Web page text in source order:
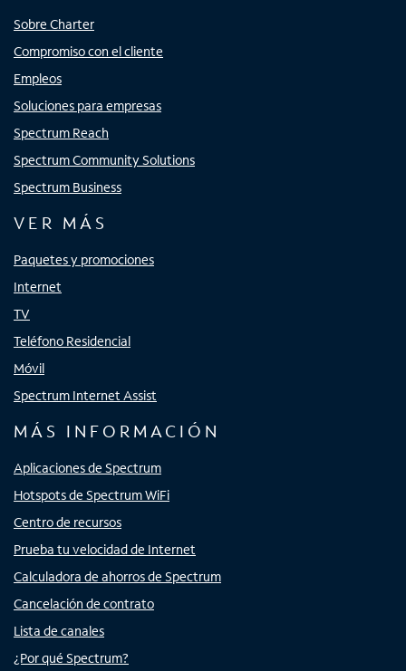
Sobre Charter
Compromiso con el cliente
Empleos
Soluciones para empresas
Spectrum Reach
Spectrum Community Solutions
Spectrum Business
VER MÁS
Paquetes y promociones
Internet
TV
Teléfono Residencial
Móvil
Spectrum Internet Assist
MÁS INFORMACIÓN
Aplicaciones de Spectrum
Hotspots de Spectrum WiFi
Centro de recursos
Prueba tu velocidad de Internet
Calculadora de ahorros de Spectrum
Cancelación de contrato
Lista de canales
¿Por qué Spectrum?